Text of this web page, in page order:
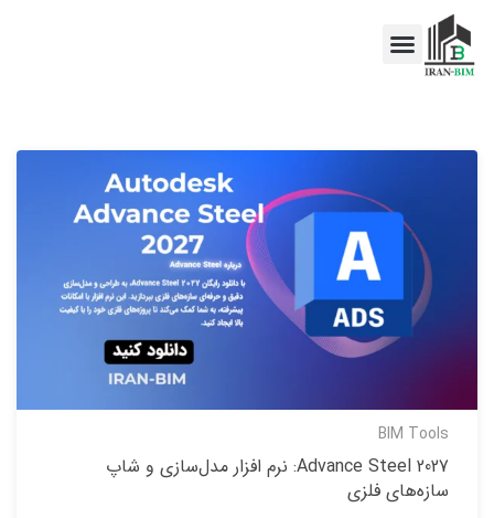
BIM Tools
Advance Steel 2027: نرم افزار مدل‌سازی و شاپ
سازه‌های فلزی